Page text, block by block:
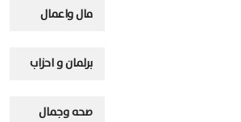
مال واعمال
برلمان و احزاب
صحه وجمال